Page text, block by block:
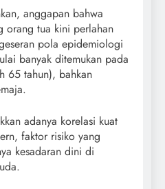
anggapan bahwa
orang tua kini perlahan
pola epidemiologi
banyak ditemukan pada
65 tahun), bahkan
adanya korelasi kuat
faktor risiko yang
kesadaran dini di